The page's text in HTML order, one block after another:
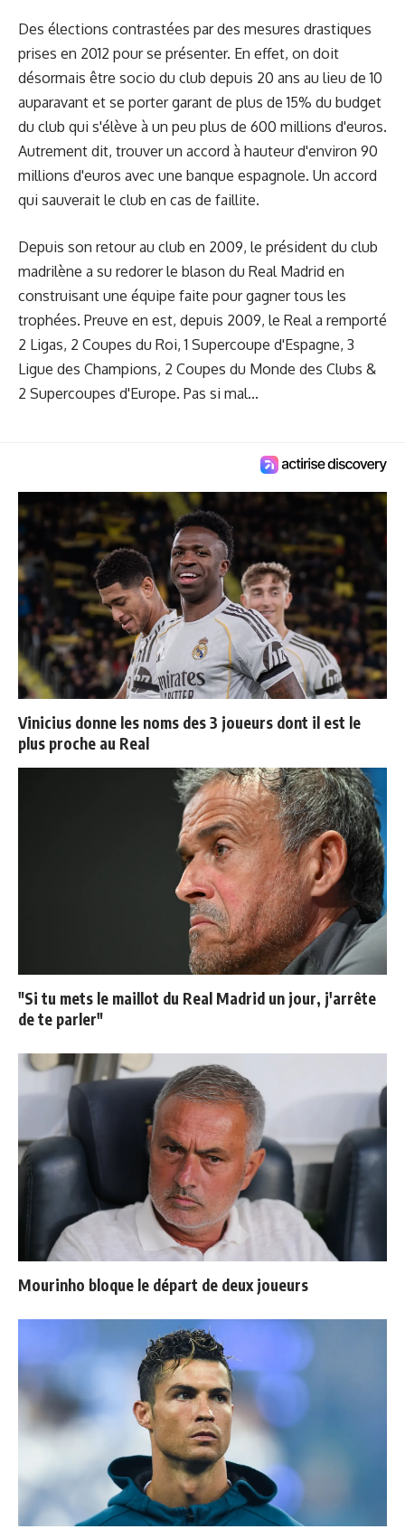
Des élections contrastées par des mesures drastiques
prises en 2012 pour se présenter. En effet, on doit
désormais être socio du club depuis 20 ans au lieu de 10
auparavant et se porter garant de plus de 15% du budget
du club qui s'élève à un peu plus de 600 millions d'euros.
Autrement dit, trouver un accord à hauteur d'environ 90
millions d'euros avec une banque espagnole. Un accord
qui sauverait le club en cas de faillite.
Depuis son retour au club en 2009, le président du club
madrilène a su redorer le blason du Real Madrid en
construisant une équipe faite pour gagner tous les
trophées. Preuve en est, depuis 2009, le Real a remporté
2 Ligas, 2 Coupes du Roi, 1 Supercoupe d'Espagne, 3
Ligue des Champions, 2 Coupes du Monde des Clubs &
2 Supercoupes d'Europe. Pas si mal...
Vinicius donne les noms des 3 joueurs dont il est le
plus proche au Real
"Si tu mets le maillot du Real Madrid un jour, j'arrête
de te parler"
Mourinho bloque le départ de deux joueurs